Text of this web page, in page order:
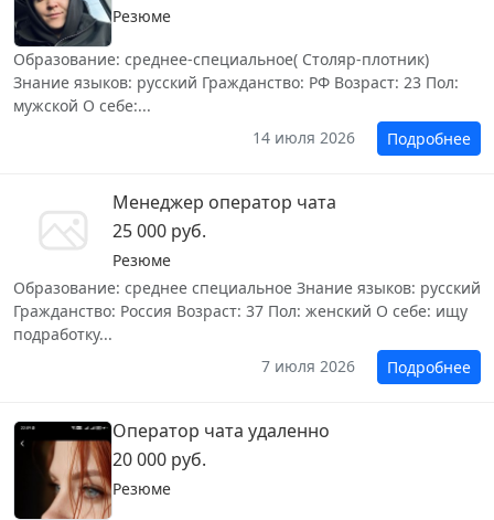
Резюме
Образование: среднее-специальное( Столяр-плотник)
Знание языков: русский Гражданство: РФ Возраст: 23 Пол:
мужской О себе:...
14 июля 2026
Подробнее
Менеджер оператор чата
25 000 руб.
Резюме
Образование: среднее специальное Знание языков: русский
Гражданство: Россия Возраст: 37 Пол: женский О себе: ищу
подработку...
7 июля 2026
Подробнее
Оператор чата удаленно
20 000 руб.
Резюме